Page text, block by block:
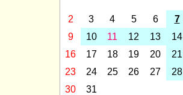
2
3 4 5 6 7
9
10 11 12 13 14
16
17 18 19 20 21
23
24 25 26 27 28
30
31